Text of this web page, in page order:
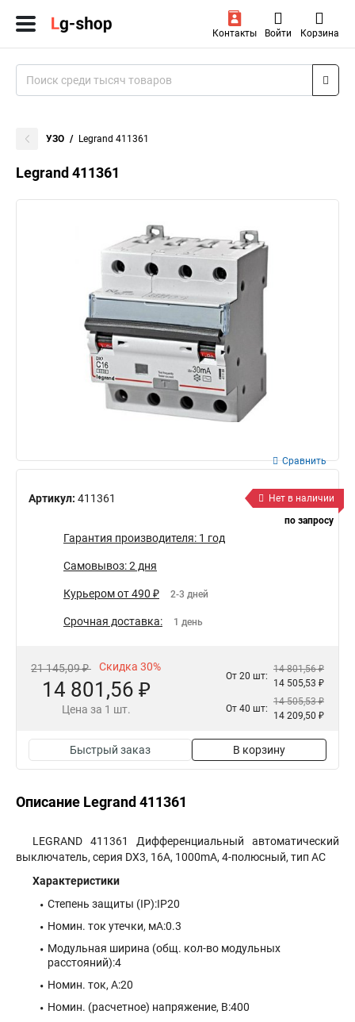
Контакты Войти Корзина
УЗО Legrand 411361
Legrand 411361
Артикул: 411361
Сравнить
Нет в наличии
по запросу
Гарантия производителя: 1 год
Самовывоз: 2 дня
Курьером от 490 ₽ 2-3 дней
Срочная доставка: 1 день
21 145,09 ₽ Скидка 30%
14 801,56 ₽
Цена за 1 шт.
От 20 шт:
14 801,56 ₽
14 505,53 ₽
От 40 шт:
14 505,53 ₽
14 209,50 ₽
Быстрый заказ В корзину
Описание Legrand 411361
LEGRAND 411361 Дифференциальный автоматический
выключатель, серия DX3, 16A, 1000mA, 4-полюсный, тип АС
​Характеристики
Степень защиты (IP):IP20
Номин. ток утечки, мА:0.3
Модульная ширина (общ. кол-во модульных
расстояний):4
Номин. ток, А:20
Номин. (расчетное) напряжение, В:400